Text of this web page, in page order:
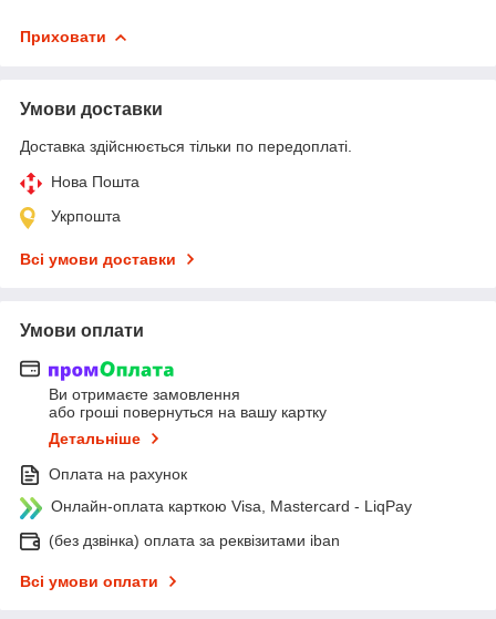
Приховати
Умови доставки
Доставка здійснюється тільки по передоплаті.
Нова Пошта
Укрпошта
Всі умови доставки
Умови оплати
Ви отримаєте замовлення
або гроші повернуться на вашу картку
Детальніше
Оплата на рахунок
Онлайн-оплата карткою Visa, Mastercard - LiqPay
(без дзвінка) оплата за реквізитами iban
Всі умови оплати